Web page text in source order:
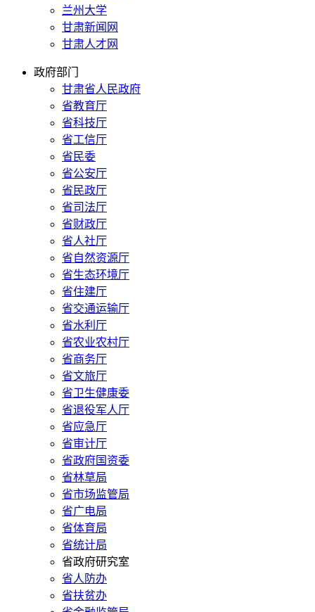
兰州大学
甘肃新闻网
甘肃人才网
政府部门
甘肃省人民政府
省教育厅
省科技厅
省工信厅
省民委
省公安厅
省民政厅
省司法厅
省财政厅
省人社厅
省自然资源厅
省生态环境厅
省住建厅
省交通运输厅
省水利厅
省农业农村厅
省商务厅
省文旅厅
省卫生健康委
省退役军人厅
省应急厅
省审计厅
省政府国资委
省林草局
省市场监管局
省广电局
省体育局
省统计局
省政府研究室
省人防办
省扶贫办